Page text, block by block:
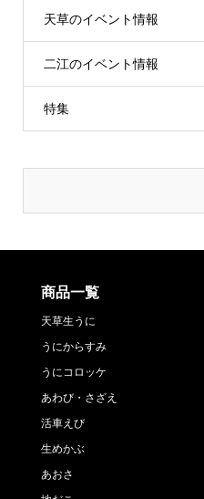
天草のイベント情報
二江のイベント情報
特集
商品一覧
天草生うに
うにからすみ
うにコロッケ
あわび・さざえ
活車えび
生めかぶ
あおさ